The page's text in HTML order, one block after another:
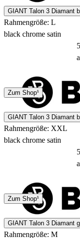
GIANT Talon 3 Diamant
Rahmengröße: L
black chrome satin
4 - 7 Tage
Zum Shop¹
GIANT Talon 3 Diamant
Rahmengröße: XXL
black chrome satin
4 - 7 Tage
Zum Shop¹
GIANT Talon 3 Diamant
Rahmengröße: M